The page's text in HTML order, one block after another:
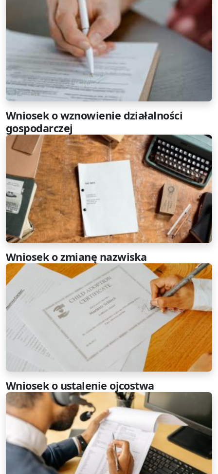
Wniosek o wznowienie działalności
gospodarczej
Wniosek o zmianę nazwiska
Wniosek o ustalenie ojcostwa